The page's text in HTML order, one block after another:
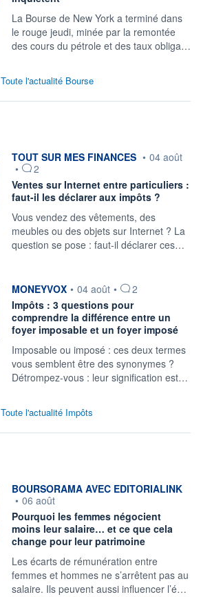
La Bourse de New York a terminé dans
le rouge jeudi, minée par la remontée
des cours du pétrole et des taux obliga…
Toute l'actualité Bourse
information fournie par
TOUT SUR MES FINANCES • 04 août
•
2
Ventes sur Internet entre particuliers :
faut-il les déclarer aux impôts ?
Vous vendez des vêtements, des
meubles ou des objets sur Internet ? La
question se pose : faut-il déclarer ces…
information fournie par
MONEYVOX • 04 août •
2
Impôts : 3 questions pour
comprendre la différence entre un
foyer imposable et un foyer imposé
Imposable ou imposé : ces deux termes
vous semblent être des synonymes ?
Détrompez-vous : leur signification est…
Toute l'actualité Impôts
information fournie par
BOURSORAMA AVEC EDITORIALINK
• 06 août
Pourquoi les femmes négocient
moins leur salaire… et ce que cela
change pour leur patrimoine
Les écarts de rémunération entre
femmes et hommes ne s’arrêtent pas au
salaire. Ils peuvent aussi influencer l’é…